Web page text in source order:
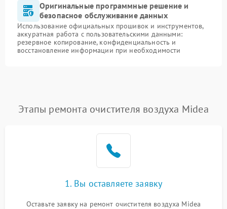
Оригинальные программные решение и
безопасное обслуживание данных
Использование официальных прошивок и инструментов,
аккуратная работа с пользовательскими данными:
резервное копирование, конфиденциальность и
восстановление информации при необходимости
Этапы ремонта очистителя воздуха Midea
1. Вы оставляете заявку
Оставьте заявку на ремонт очистителя воздуха Midea